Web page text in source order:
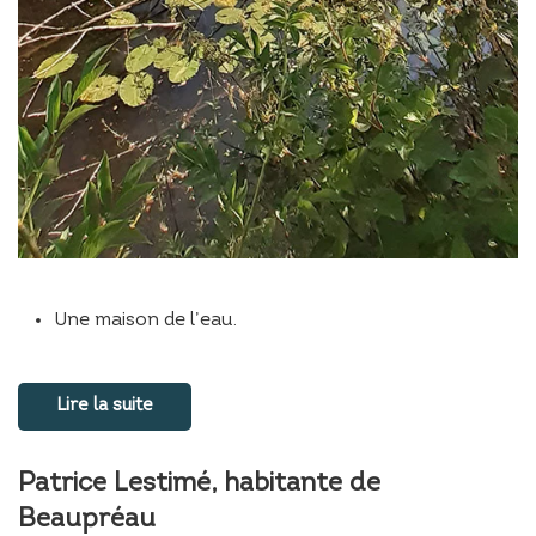
Une maison de l’eau.
Lire la suite
Patrice Lestimé, habitante de
Beaupréau